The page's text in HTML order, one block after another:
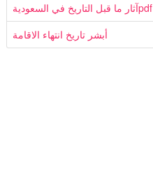
آثار ما قبل التاريخ في السعوديةpdf
أبشر تاريخ انتهاء الاقامة